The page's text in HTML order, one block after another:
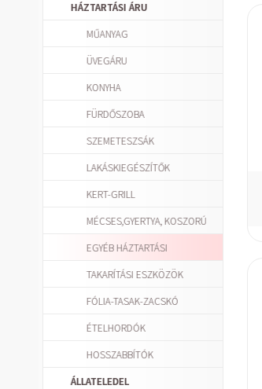
HÁZTARTÁSI ÁRU
MŰANYAG
ÜVEGÁRU
KONYHA
FÜRDŐSZOBA
SZEMETESZSÁK
LAKÁSKIEGÉSZÍTŐK
KERT-GRILL
MÉCSES,GYERTYA, KOSZORÚ
EGYÉB HÁZTARTÁSI
TAKARÍTÁSI ESZKÖZÖK
FÓLIA-TASAK-ZACSKÓ
ÉTELHORDÓK
HOSSZABBÍTÓK
ÁLLATELEDEL